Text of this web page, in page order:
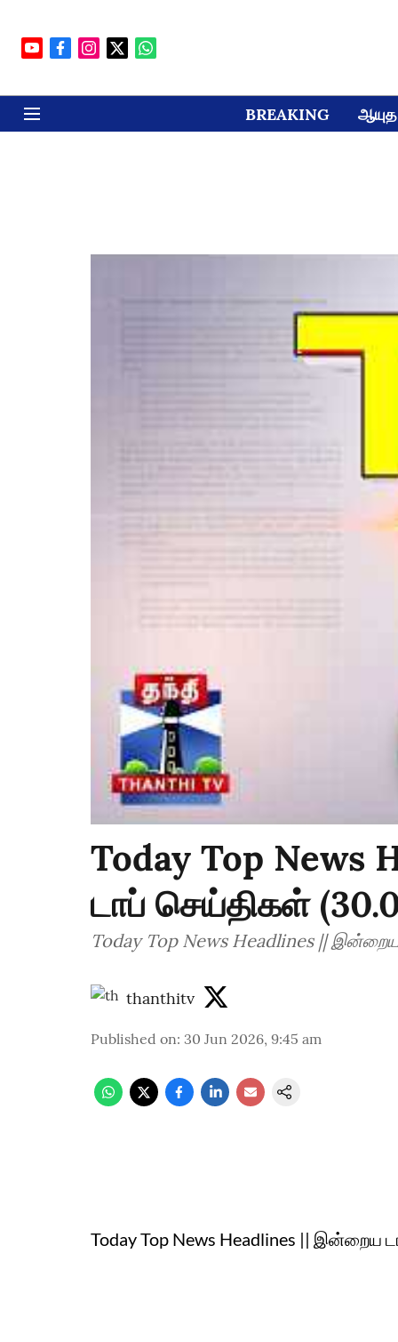
BREAKING ஆயுத
Today Top
டாப் செய்திகள்
Today Top News Headlines ||
thanthitv
Published on: 30 Jun 2026, 9:45 am
Today Top News Headlines || இன்றைய